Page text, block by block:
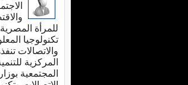
للمرأة
تكنولوجيا
والاتصالات
المركزية
المجتمعية